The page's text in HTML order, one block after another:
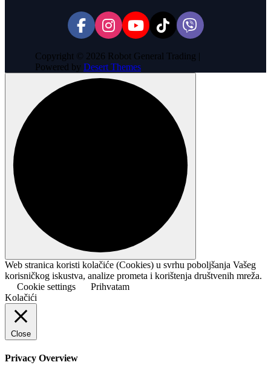
Copyright © 2026 Robot General Trading |
Powered by Desert Themes
Web stranica koristi kolačiće (Cookies) u svrhu poboljšanja Vašeg
korisničkog iskustva, analize prometa i korištenja društvenih mreža.
Cookie settings
Prihvatam
Kolačići
Close
Privacy Overview